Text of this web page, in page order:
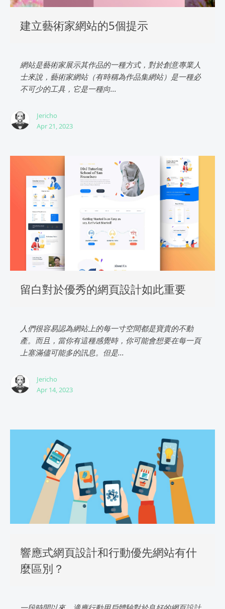
建立藝術家網站的5個提示
網站是藝術家展示其作品的一種方式，對於創意專業人
士來說，藝術家網站（有時稱為作品集網站）是一種必
不可少的工具，它是一種向...
Jericho
Apr 21, 2023
留白對於優秀的網頁設計如此重要
人們很容易認為網站上的每一寸空間都是寶貴的不動
產。而且，當你有這種感覺時，你可能會想要在每一頁
上塞滿儘可能多的訊息。但是...
Jericho
Apr 14, 2023
響應式網頁設計和行動優先網站有什
麼區別？